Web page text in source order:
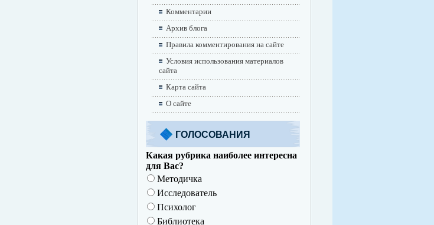
Комментарии
Архив блога
Правила комментирования на сайте
Условия использования материалов
сайта
Карта сайта
О сайте
ГОЛОСОВАНИЯ
Какая рубрика наиболее интересна
для Вас?
Методичка
Исследователь
Психолог
Библиотека